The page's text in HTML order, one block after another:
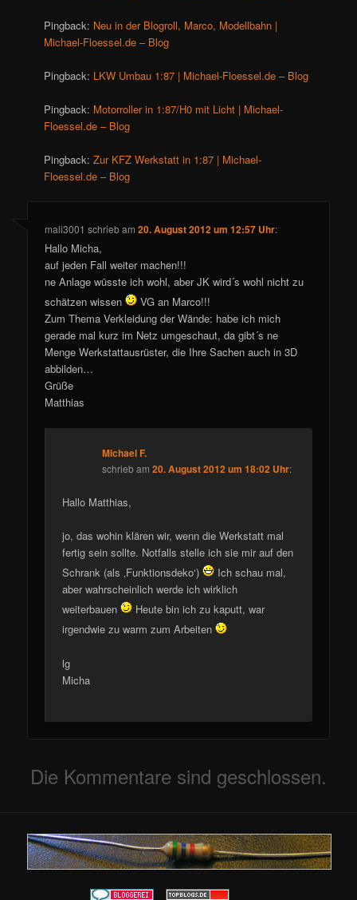
Pingback: Neu in der Blogroll, Marco, Modellbahn |
Michael-Floessel.de – Blog
Pingback: LKW Umbau 1:87 | Michael-Floessel.de – Blog
Pingback: Motorroller in 1:87/H0 mit Licht | Michael-
Floessel.de – Blog
Pingback:Zur KFZ Werkstatt in 1:87 | Michael-
Floessel.de – Blog
mali3001 schriebam20. August 2012 um 12:57 Uhr:
Hallo Micha,
auf jeden Fall weiter machen!!!
ne Anlage wüsste ich wohl, aber JK wird´s wohl nicht zu
schätzen wissen
VG an Marco!!!
Zum Thema Verkleidung der Wände: habe ich mich
gerade mal kurz im Netz umgeschaut, da gibt´s ne
Menge Werkstattausrüster, die Ihre Sachen auch in 3D
abbilden…
Grüße
Matthias
Michael F.
schriebam20. August 2012 um 18:02 Uhr:
Hallo Matthias,
jo, das wohin klären wir, wenn die Werkstatt mal
fertig sein sollte. Notfalls stelle ich sie mir auf den
Schrank (als ‚Funktionsdeko‘)
Ich schau mal,
aber wahrscheinlich werde ich wirklich
weiterbauen
Heute bin ich zu kaputt, war
irgendwie zu warm zum Arbeiten
lg
Micha
Die Kommentare sind geschlossen.